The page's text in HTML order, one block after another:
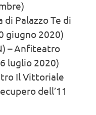
di Palazzo Te di
giugno 2020)
– Anfiteatro
luglio 2020)
Il Vittoriale
dell’11